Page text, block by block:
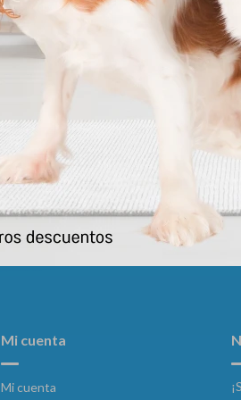
Equilibrio Perro Adulto Light
Mi cuenta
Mi cuenta